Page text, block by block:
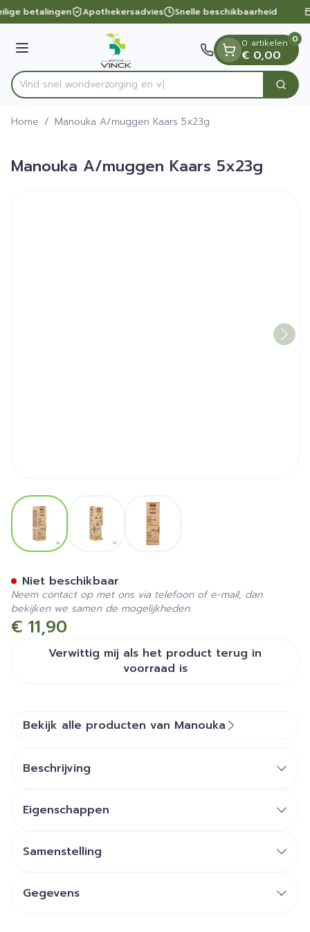
Ga naar de inhoud
1 van 1
betalingen Apothekersadvies Snelle beschikbaarheid
Menu
Product, merk, categorie...
Vind snel wondverzorg Zoek
0 artikelen
€ 0,00
0
Home / Manouka A/muggen Kaars 5x23g
Manouka A/muggen Kaars 5x23g
View larger imageView larger imageView larger image
€ 11,90
Verwittig mij als het product terug in
voorraad is
Niet beschikbaar
Neem contact op met ons via telefoon of e-mail, dan
bekijken we samen de mogelijkheden.
Bekijk alle producten van Manouka
Beschrijving
Eigenschappen
Samenstelling
Gegevens